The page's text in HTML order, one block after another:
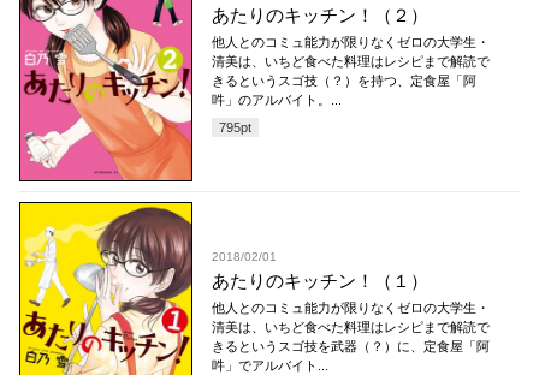
あたりのキッチン！（２）
他人とのコミュ能力が限りなくゼロの大学生・
清美は、いちど食べた料理はレシピまで解読で
きるというスゴ技（？）を持つ、定食屋「阿
吽」のアルバイト。...
795pt
2018/02/01
あたりのキッチン！（１）
他人とのコミュ能力が限りなくゼロの大学生・
清美は、いちど食べた料理はレシピまで解読で
きるというスゴ技を武器（？）に、定食屋「阿
吽」でアルバイト...